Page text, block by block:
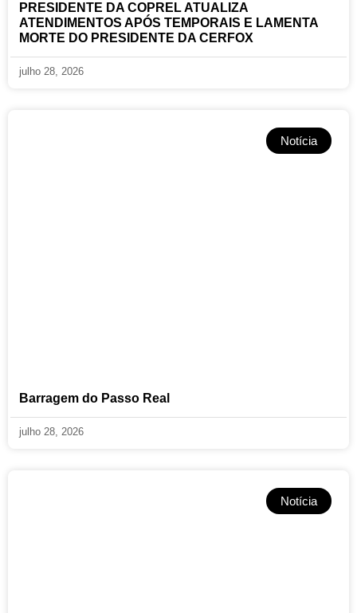
PRESIDENTE DA COPREL ATUALIZA
ATENDIMENTOS APÓS TEMPORAIS E LAMENTA
MORTE DO PRESIDENTE DA CERFOX
julho 28, 2026
Notícia
Barragem do Passo Real
julho 28, 2026
Notícia